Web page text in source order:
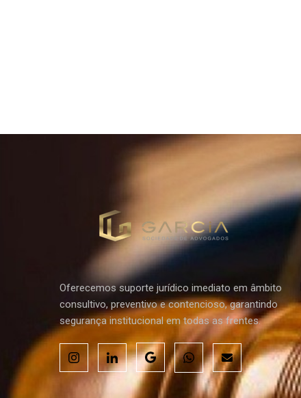
Oferecemos suporte jurídico imediato em âmbito
consultivo, preventivo e contencioso, garantindo
segurança institucional em todas as frentes.